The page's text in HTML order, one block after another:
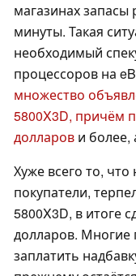
магазинах запасы
минуты. Такая
необходимый
процессоров на
множество
5800X3D, причём
долларов и более,
Хуже всего то,
покупатели,
5800X3D, в итоге
долларов. Многие
заплатить